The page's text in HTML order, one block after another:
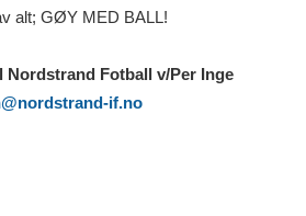
alt; GØY MED BALL!
Nordstrand Fotball v/Per Inge
if.no